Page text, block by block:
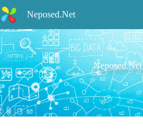
Перейти
к
сути
Neposed.Net
Neposed.Net